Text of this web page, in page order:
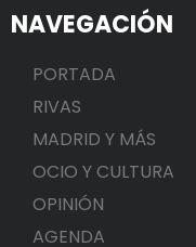
NAVEGACIÓN
PORTADA
RIVAS
MADRID Y MÁS
OCIO Y CULTURA
OPINIÓN
AGENDA